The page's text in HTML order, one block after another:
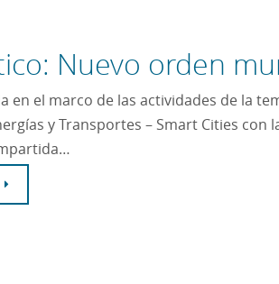
Nuevo orden
en el marco de las actividades de la
y Transportes – Smart Cities